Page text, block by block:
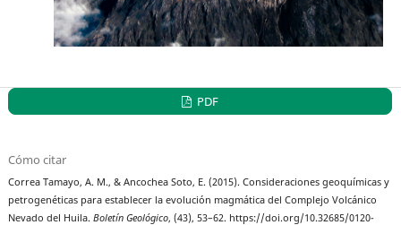
PDF
Cómo citar
Correa Tamayo, A. M., & Ancochea Soto, E. (2015). Consideraciones geoquímicas y
petrogenéticas para establecer la evolución magmática del Complejo Volcánico
Nevado del Huila.Boletín Geológico, (43), 53–62. https://doi.org/10.32685/0120-